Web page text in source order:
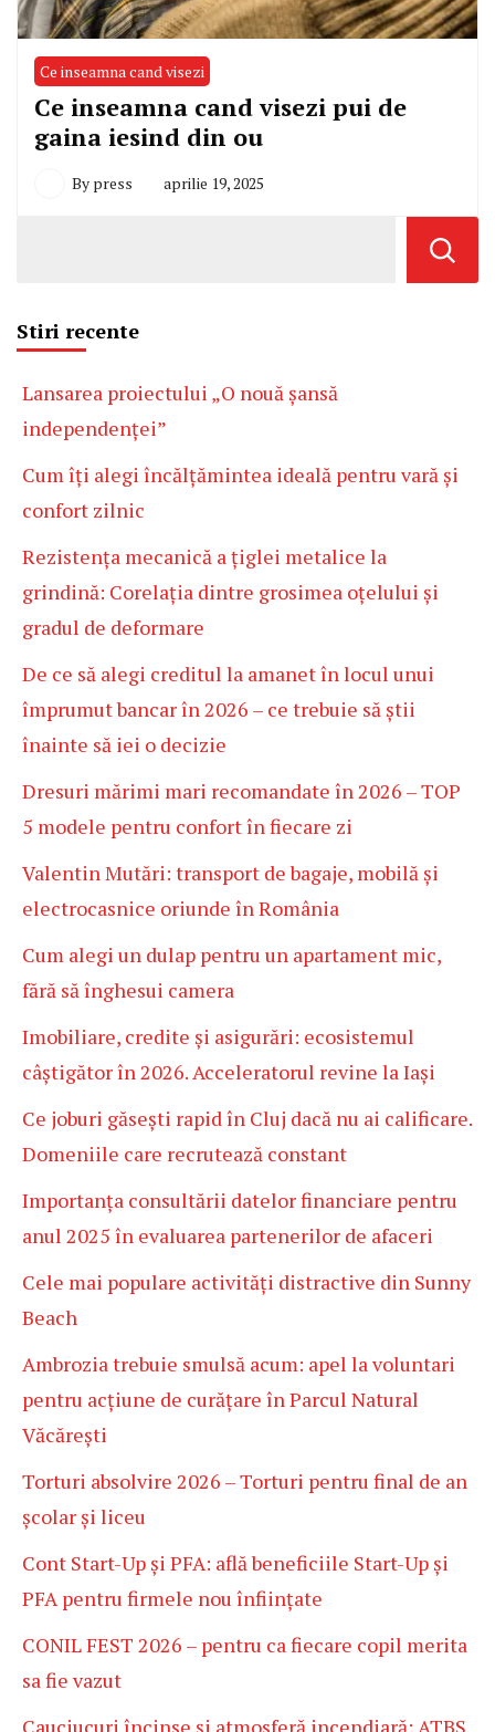
Ce inseamna cand visezi
Ce inseamna cand visezi pui de
gaina iesind din ou
By press aprilie 19, 2025
Stiri recente
Lansarea proiectului „O nouă șansă
independenței”
Cum îți alegi încălțămintea ideală pentru vară și
confort zilnic
Rezistența mecanică a țiglei metalice la
grindină: Corelația dintre grosimea oțelului și
gradul de deformare
De ce să alegi creditul la amanet în locul unui
împrumut bancar în 2026 – ce trebuie să știi
înainte să iei o decizie
Dresuri mărimi mari recomandate în 2026 – TOP
5 modele pentru confort în fiecare zi
Valentin Mutări: transport de bagaje, mobilă și
electrocasnice oriunde în România
Cum alegi un dulap pentru un apartament mic,
fără să înghesui camera
Imobiliare, credite și asigurări: ecosistemul
câștigător în 2026. Acceleratorul revine la Iași
Ce joburi găsești rapid în Cluj dacă nu ai calificare.
Domeniile care recrutează constant
Importanța consultării datelor financiare pentru
anul 2025 în evaluarea partenerilor de afaceri
Cele mai populare activități distractive din Sunny
Beach
Ambrozia trebuie smulsă acum: apel la voluntari
pentru acțiune de curățare în Parcul Natural
Văcărești
Torturi absolvire 2026 – Torturi pentru final de an
școlar și liceu
Cont Start-Up și PFA: află beneficiile Start-Up și
PFA pentru firmele nou înființate
CONIL FEST 2026 – pentru ca fiecare copil merita
sa fie vazut
Cauciucuri încinse și atmosferă incendiară: ATBS